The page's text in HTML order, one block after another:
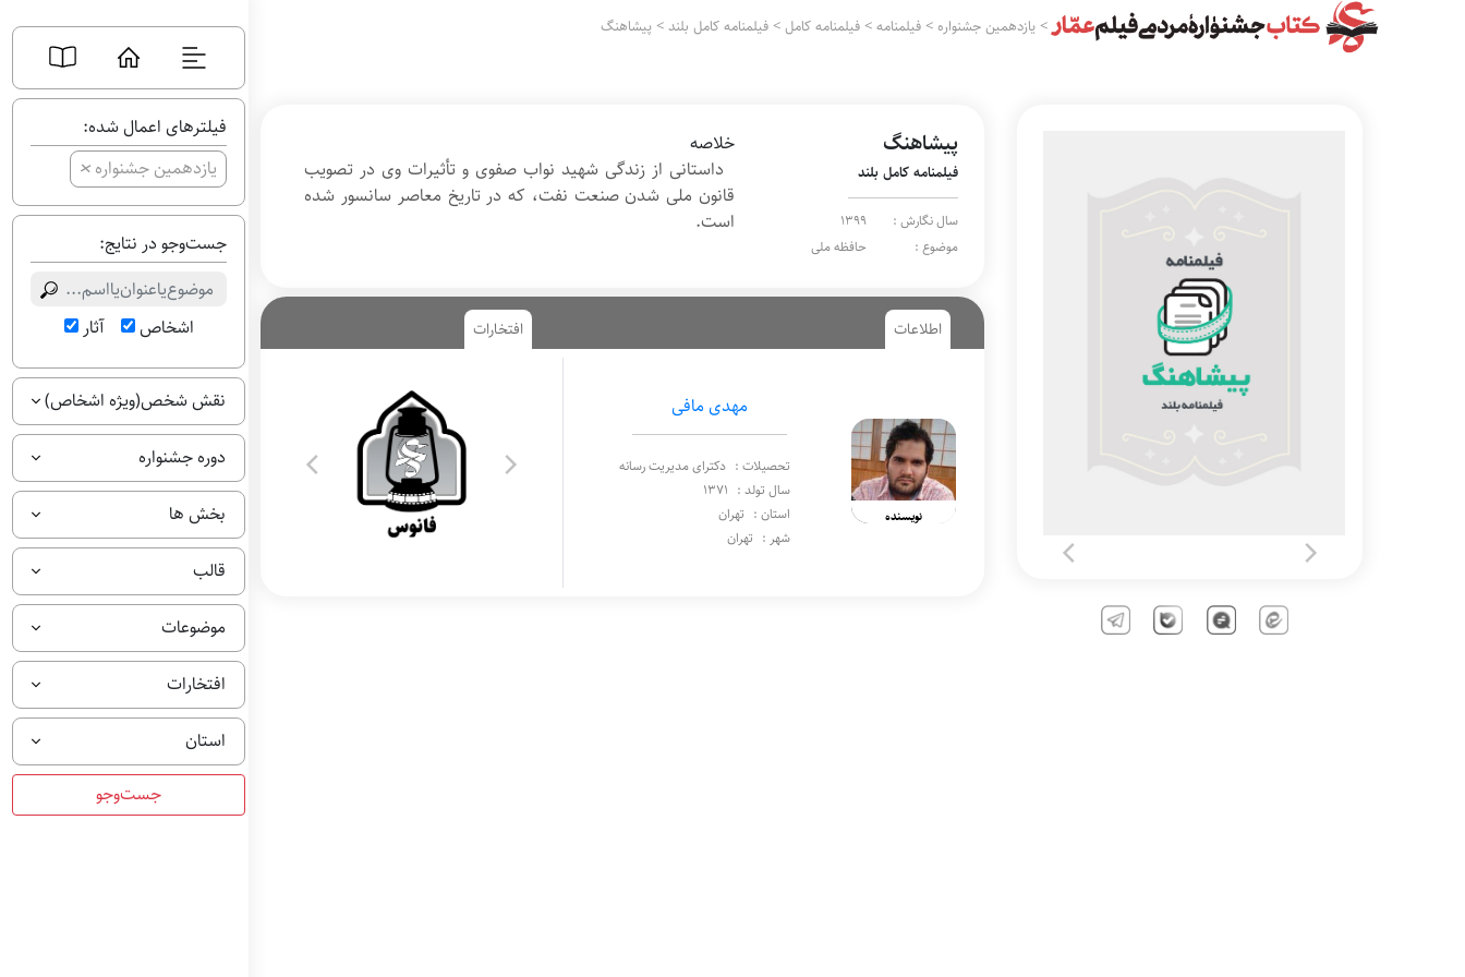
فیلترهای اعمال شده:
یازدهمین جشنواره+
جست‌وجو در نتایج:
اشخاص آثار
نقش شخص(ویژه اشخاص)
دوره جشنواره
بخش ها
قالب
موضوعات
افتخارات
استان
>یازدهمین جشنواره >فیلمنامه >فیلمنامه کامل >فیلمنامه کامل بلند >پیشاهنگ
پیشاهنگ
فیلمنامه کامل بلند
سال نگارش :
1399
موضوع :
حافظه ملی
خلاصه
داستانی از زندگی شهید نواب صفوی و تأثیرات وی در تصویب
قانون ملی شدن صنعت نفت، که در تاریخ معاصر سانسور شده
است.
اطلاعات افتخارات
نویسنده
مهدی مافی
تحصیلات : دکترای مدیریت رسانه
سال تولد : 1371
استان : تهران
شهر : تهران